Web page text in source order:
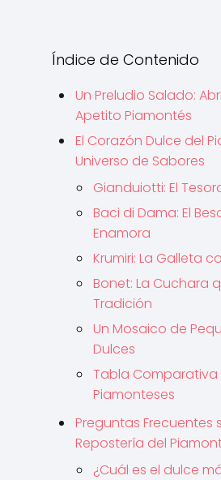
Índice de Contenido
Un Preludio Salado:
Apetito Piamontés
El Corazón Dulce del
Universo de Sabores
Gianduiotti: El
Baci di Dama: El
Enamora
Krumiri: La Galleta
Bonet: La Cuchara
Tradición
Un Mosaico de
Dulces
Tabla Comparativa
Piamonteses
Preguntas Frecuentes
Repostería del
¿Cuál es el dulce